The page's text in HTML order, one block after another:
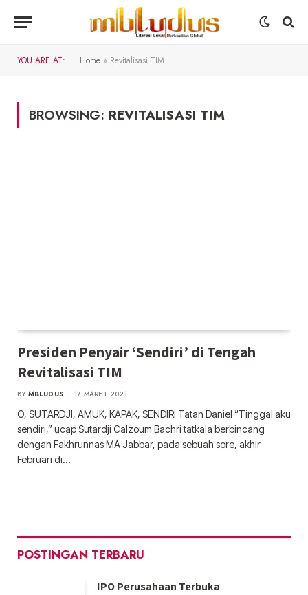
YOU ARE AT: Home » Revitalisasi TIM
BROWSING: REVITALISASI TIM
Presiden Penyair ‘Sendiri’ di Tengah
Revitalisasi TIM
BY MBLUDUS 17 MARET 2021
O, SUTARDJI, AMUK, KAPAK, SENDIRI Tatan Daniel “Tinggal aku
sendiri,” ucap Sutardji Calzoum Bachri tatkala berbincang
dengan Fakhrunnas MA Jabbar, pada sebuah sore, akhir
Februari di…
POSTINGAN TERBARU
IPO Perusahaan Terbuka